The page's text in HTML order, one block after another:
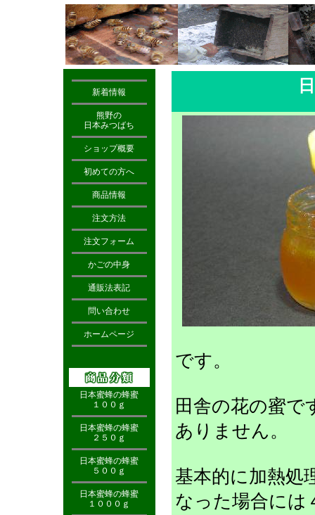
新着情報
熊野の
日本みつばち
ショップ概要
初めての方へ
商品情報
注文方法
注文フォーム
かごの中身
通販法表記
問い合わせ
ホームページ
日本蜜蜂の蜂蜜
１００ｇ
日本蜜蜂の蜂蜜
２５０ｇ
日本蜜蜂の蜂蜜
５００ｇ
日本蜜蜂の蜂蜜
１０００ｇ
です。
田舎の花の蜜で
ありません。
基本的に加熱処
なった場合には